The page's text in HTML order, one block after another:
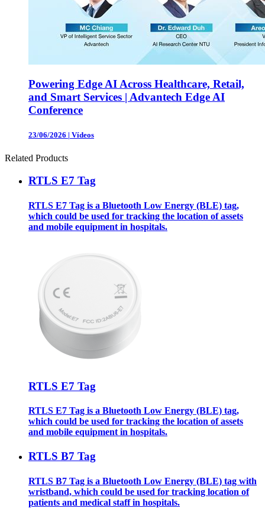
Powering Edge AI Across Healthcare, Retail,
and Smart Services | Advantech Edge AI
Conference
23/06/2026 | Vídeos
Related Products
RTLS E7 Tag
RTLS E7 Tag is a Bluetooth Low Energy (BLE) tag,
which could be used for tracking the location of assets
and mobile equipment in hospitals.
RTLS E7 Tag
RTLS E7 Tag is a Bluetooth Low Energy (BLE) tag,
which could be used for tracking the location of assets
and mobile equipment in hospitals.
RTLS B7 Tag
RTLS B7 Tag is a Bluetooth Low Energy (BLE) tag with
wristband, which could be used for tracking location of
patients and medical staff in hospitals.